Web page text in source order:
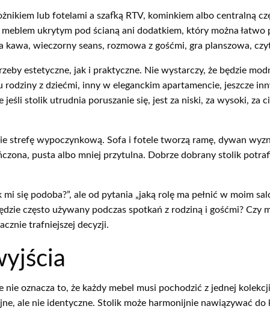
lub fotelami a szafką RTV, kominkiem albo centralną
ukrytym pod ścianą ani dodatkiem, który można łatwo
wieczorny seans, rozmowa z gośćmi, gra planszowa,
estetyczne, jak i praktyczne. Nie wystarczy, że będzie
z dziećmi, inny w eleganckim apartamencie, jeszcze
stolik utrudnia poruszanie się, jest za niski, za wysoki, za
wypoczynkową. Sofa i fotele tworzą ramę, dywan
pusta albo mniej przytulna. Dobrze dobrany stolik
się podoba?”, ale od pytania „jaką rolę ma pełnić w moim
często używany podczas spotkań z rodziną i gośćmi? Czy
trafniejszej decyzji.
oznacza to, że każdy mebel musi pochodzić z jednej
ale nie identyczne. Stolik może harmonijnie nawiązywać do